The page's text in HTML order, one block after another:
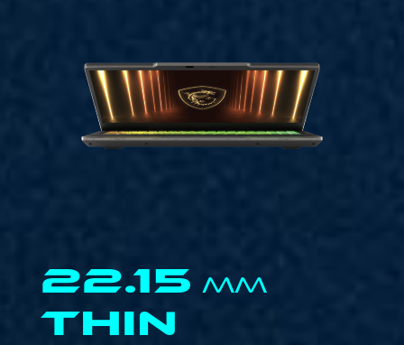
22.15 MM
THIN